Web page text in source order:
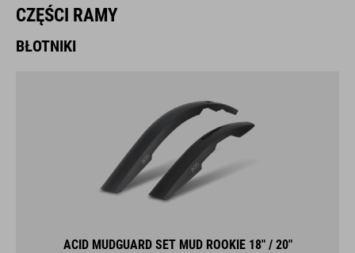
CZĘŚCI RAMY
BŁOTNIKI
ACID MUDGUARD SET MUD ROOKIE 18" / 20"